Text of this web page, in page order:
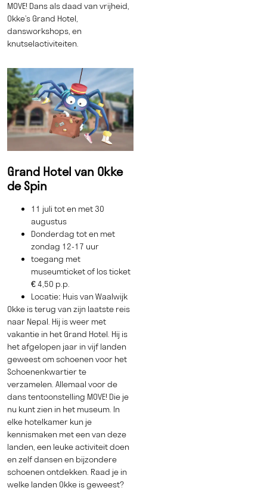
MOVE! Dans als daad van vrijheid,
Okke’s Grand Hotel,
dansworkshops, en
knutselactiviteiten.
Grand Hotel van Okke
de Spin
11 juli tot en met 30
augustus
Donderdag tot en met
zondag 12-17 uur
toegang met
museumticket of los ticket
€ 4,50 p.p.
Locatie: Huis van Waalwijk
Okke is terug van zijn laatste reis
naar Nepal. Hij is weer met
vakantie in het Grand Hotel. Hij is
het afgelopen jaar in vijf landen
geweest om schoenen voor het
Schoenenkwartier te
verzamelen. Allemaal voor de
dans tentoonstelling MOVE! Die je
nu kunt zien in het museum. In
elke hotelkamer kun je
kennismaken met een van deze
landen, een leuke activiteit doen
en zelf dansen en bijzondere
schoenen ontdekken. Raad je in
welke landen Okke is geweest?